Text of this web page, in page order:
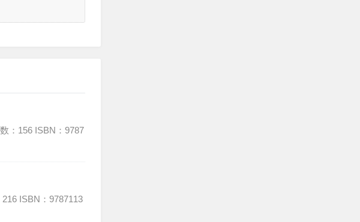
：156 ISBN：9787
ISBN：9787113